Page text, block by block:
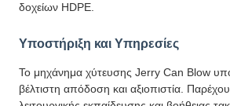
δοχείων HDPE.
Υποστήριξη και Υπηρεσίες
Το μηχάνημα χύτευσης Jerry Can Blow
βέλτιστη απόδοση και αξιοπιστία.